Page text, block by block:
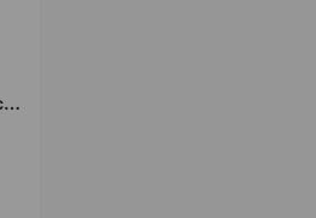
Short Volcom Short Frickin II 19"